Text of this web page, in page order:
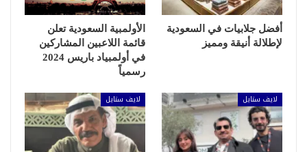
أفضل جلابيات في السعودية
لإطلالة أنيقة ومميز
الأولمبية السعودية تعلن
قائمة اللاعبين المشاركين
في أولمبياد باريس 2024
رسمياً
لايف ستايل لايف ستايل